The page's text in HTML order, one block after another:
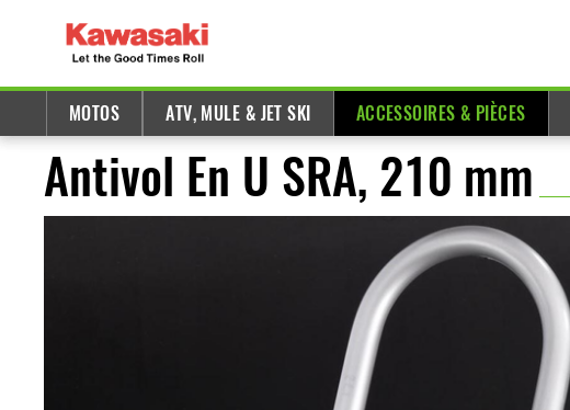
MOTOS ATV, MULE & JET SKI ACCESSOIRES & PIÈCES
Antivol En U SRA, 210 mm